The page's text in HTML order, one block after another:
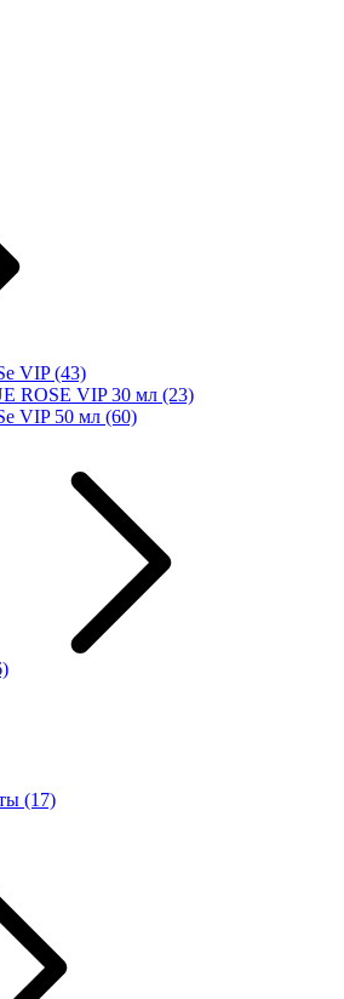
VIP(43)
ROSE VIP 30 мл (23)
VIP 50 мл (60)
(17)